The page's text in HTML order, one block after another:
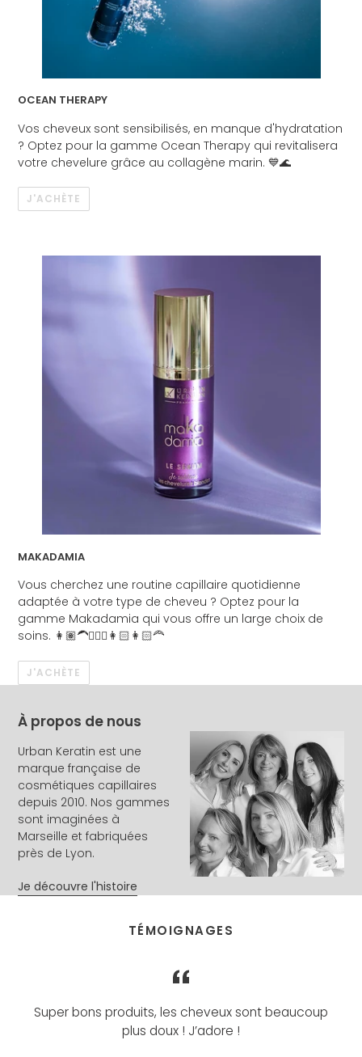
OCEAN THERAPY
Vos cheveux sont sensibilisés, en manque d'hydratation
? Optez pour la gamme Ocean Therapy qui revitalisera
votre chevelure grâce au collagène marin. 💙🌊
J'ACHÈTE
MAKADAMIA
Vous cherchez une routine capillaire quotidienne
adaptée à votre type de cheveu ? Optez pour la
gamme Makadamia qui vous offre un large choix de
soins. 👩🏽‍🦱👱🏼‍♀️👩🏻👩🏻‍🦰
J'ACHÈTE
À propos de nous
Urban Keratin est une
marque française de
cosmétiques capillaires
depuis 2010. Nos gammes
sont imaginées à
Marseille et fabriquées
près de Lyon.
Je découvre l'histoire
TÉMOIGNAGES
Super bons produits, les cheveux sont beaucoup
plus doux ! J’adore !